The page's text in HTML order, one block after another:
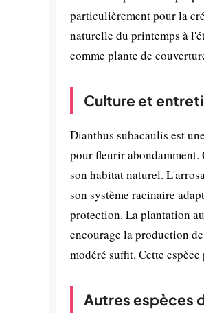
particulièrement pour la
naturelle du printemps à
comme plante de
Culture et
Dianthus subacaulis est
pour fleurir abondamment.
son habitat naturel.
son système racinaire
protection. La plantation
encourage la production
modéré suffit. Cette
Autres espèces